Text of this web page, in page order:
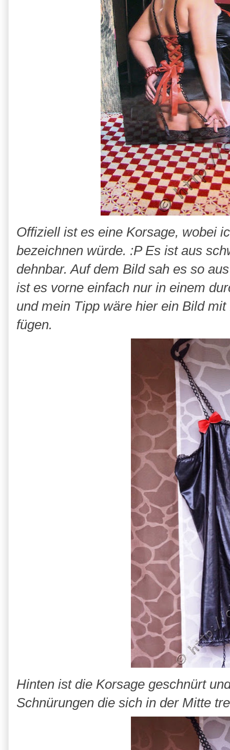
Offiziell ist es eine Korsage, wobei
bezeichnen würde. :P Es ist aus
dehnbar. Auf dem Bild sah es so
ist es vorne einfach nur in einem
und mein Tipp wäre hier ein Bild
fügen.
Hinten ist die Korsage geschnürt
Schnürungen die sich in der Mitte